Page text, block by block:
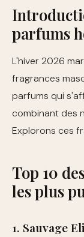
parfums
L'hiver 2026
fragrances
parfums qui
combinant des
Explorons ces
Top 10
les plus
1. Sauvage